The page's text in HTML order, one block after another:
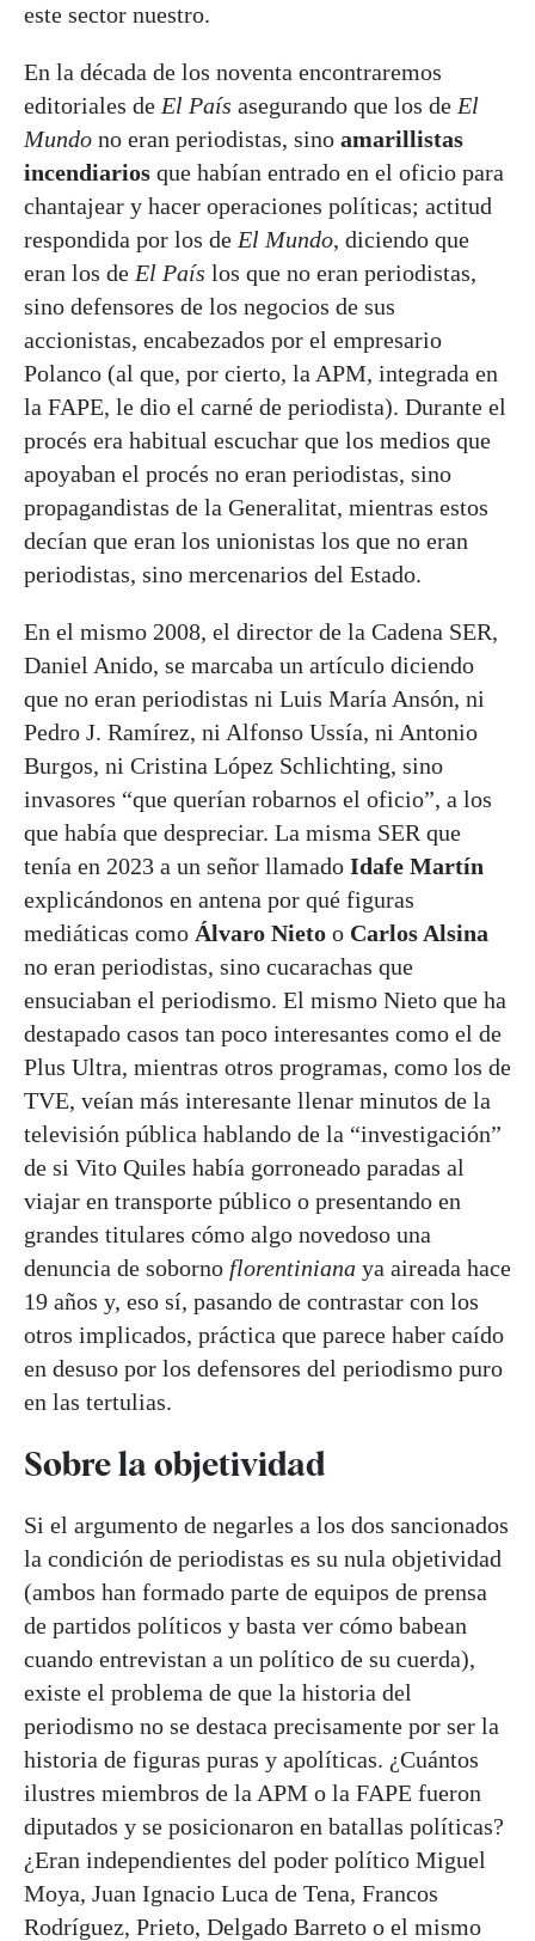
este sector nuestro.
En la década de los noventa encontraremos
editoriales de El País asegurando que los de El
Mundo no eran periodistas, sino amarillistas
incendiarios que habían entrado en el oficio para
chantajear y hacer operaciones políticas; actitud
respondida por los de El Mundo, diciendo que
eran los de El País los que no eran periodistas,
sino defensores de los negocios de sus
accionistas, encabezados por el empresario
Polanco (al que, por cierto, la APM, integrada en
la FAPE, le dio el carné de periodista). Durante el
procés era habitual escuchar que los medios que
apoyaban el procés no eran periodistas, sino
propagandistas de la Generalitat, mientras estos
decían que eran los unionistas los que no eran
periodistas, sino mercenarios del Estado.
En el mismo 2008, el director de la Cadena SER,
Daniel Anido, se marcaba un artículo diciendo
que no eran periodistas ni Luis María Ansón, ni
Pedro J. Ramírez, ni Alfonso Ussía, ni Antonio
Burgos, ni Cristina López Schlichting, sino
invasores “que querían robarnos el oficio”, a los
que había que despreciar. La misma SER que
tenía en 2023 a un señor llamado Idafe Martín
explicándonos en antena por qué figuras
mediáticas como Álvaro Nieto o Carlos Alsina
no eran periodistas, sino cucarachas que
ensuciaban el periodismo. El mismo Nieto que ha
destapado casos tan poco interesantes como el de
Plus Ultra, mientras otros programas, como los de
TVE, veían más interesante llenar minutos de la
televisión pública hablando de la “investigación”
de si Vito Quiles había gorroneado paradas al
viajar en transporte público o presentando en
grandes titulares cómo algo novedoso una
denuncia de soborno florentiniana ya aireada hace
19 años y, eso sí, pasando de contrastar con los
otros implicados, práctica que parece haber caído
en desuso por los defensores del periodismo puro
en las tertulias.
Sobre la objetividad
Si el argumento de negarles a los dos sancionados
la condición de periodistas es su nula objetividad
(ambos han formado parte de equipos de prensa
de partidos políticos y basta ver cómo babean
cuando entrevistan a un político de su cuerda),
existe el problema de que la historia del
periodismo no se destaca precisamente por ser la
historia de figuras puras y apolíticas. ¿Cuántos
ilustres miembros de la APM o la FAPE fueron
diputados y se posicionaron en batallas políticas?
¿Eran independientes del poder político Miguel
Moya, Juan Ignacio Luca de Tena, Francos
Rodríguez, Prieto, Delgado Barreto o el mismo